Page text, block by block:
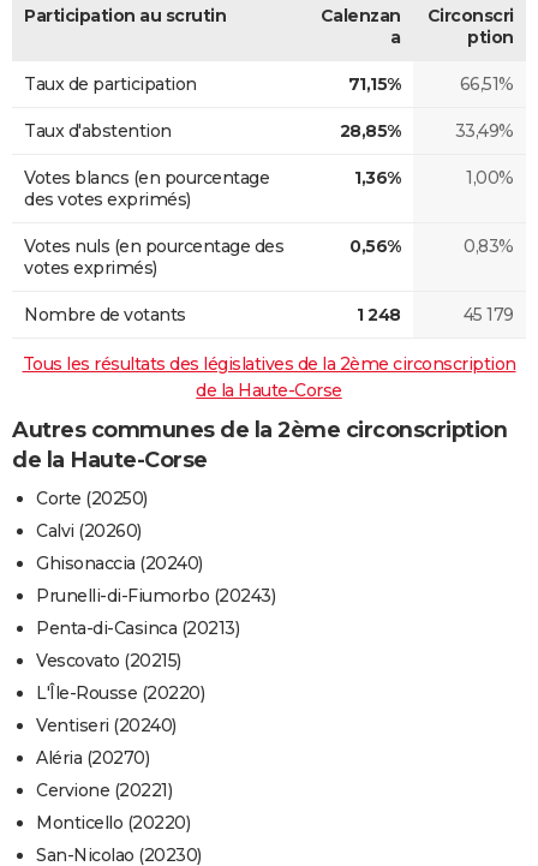
Participation au scrutin
Calenzan
a
Circonscri
ption
Taux de participation 71,15% 66,51%
Taux d'abstention 28,85% 33,49%
Votes blancs (en pourcentage
des votes exprimés)
1,36% 1,00%
Votes nuls (en pourcentage des
votes exprimés)
0,56% 0,83%
Nombre de votants 1 248 45 179
Tous les résultats des législatives de la 2ème circonscription
de la Haute-Corse
Autres communes de la 2ème circonscription
de la Haute-Corse
Corte (20250)
Calvi (20260)
Ghisonaccia (20240)
Prunelli-di-Fiumorbo (20243)
Penta-di-Casinca (20213)
Vescovato (20215)
L'Île-Rousse (20220)
Ventiseri (20240)
Aléria (20270)
Cervione (20221)
Monticello (20220)
San-Nicolao (20230)